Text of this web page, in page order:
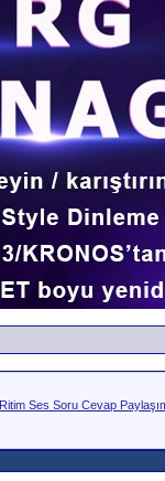
Ses Soru Cevap